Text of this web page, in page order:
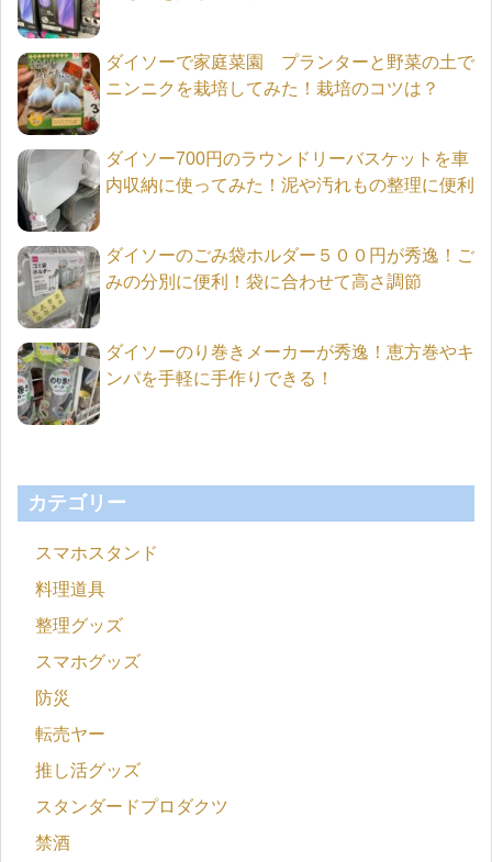
ダイソーで家庭菜園 プランターと野菜の土で
ニンニクを栽培してみた！栽培のコツは？
ダイソー700円のラウンドリーバスケットを車
内収納に使ってみた！泥や汚れもの整理に便利
ダイソーのごみ袋ホルダー５００円が秀逸！ご
みの分別に便利！袋に合わせて高さ調節
ダイソーのり巻きメーカーが秀逸！恵方巻やキ
ンパを手軽に手作りできる！
カテゴリー
スマホスタンド
料理道具
整理グッズ
スマホグッズ
防災
転売ヤー
推し活グッズ
スタンダードプロダクツ
禁酒